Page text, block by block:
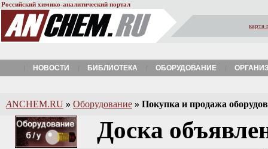
Российский химико-аналитический портал
карта
НОВОСТИ БИБЛИОТЕКА ОБОРУДОВАНИЕ
ANCHEM.RU » Оборудование » Покупка и продажа
Доска